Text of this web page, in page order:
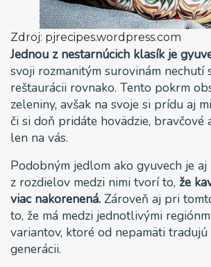
Zdroj: pjrecipes.wordpress.com
Jednou z nestarnúcich klasík je
svoji rozmanitým surovinám nechutí
reštaurácii rovnako. Tento pokrm
zeleniny, avšak na svoje si prídu aj
či si doň pridáte hovädzie, bravčové
len na vás.
Podobným jedlom ako gyuvech je aj
z rozdielov medzi nimi tvorí to, že
viac nakorenená. Zároveň aj pri
to, že má medzi jednotlivými
variantov, ktoré od nepamäti
generácii.